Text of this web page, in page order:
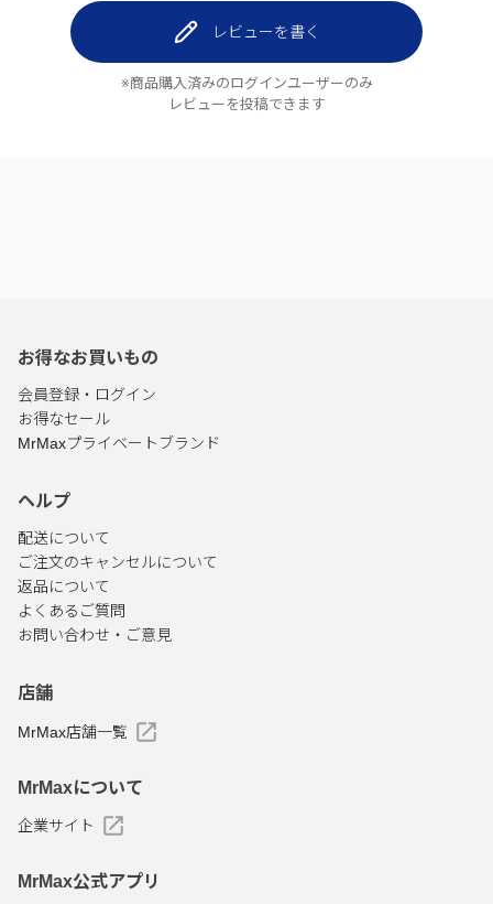
レビューを書く
※商品購入済みのログインユーザーのみ
レビューを投稿できます
お得なお買いもの
会員登録・ログイン
お得なセール
MrMaxプライベートブランド
ヘルプ
配送について
ご注文のキャンセルについて
返品について
よくあるご質問
お問い合わせ・ご意見
店舗
MrMax店舗一覧
MrMaxについて
企業サイト
MrMax公式アプリ